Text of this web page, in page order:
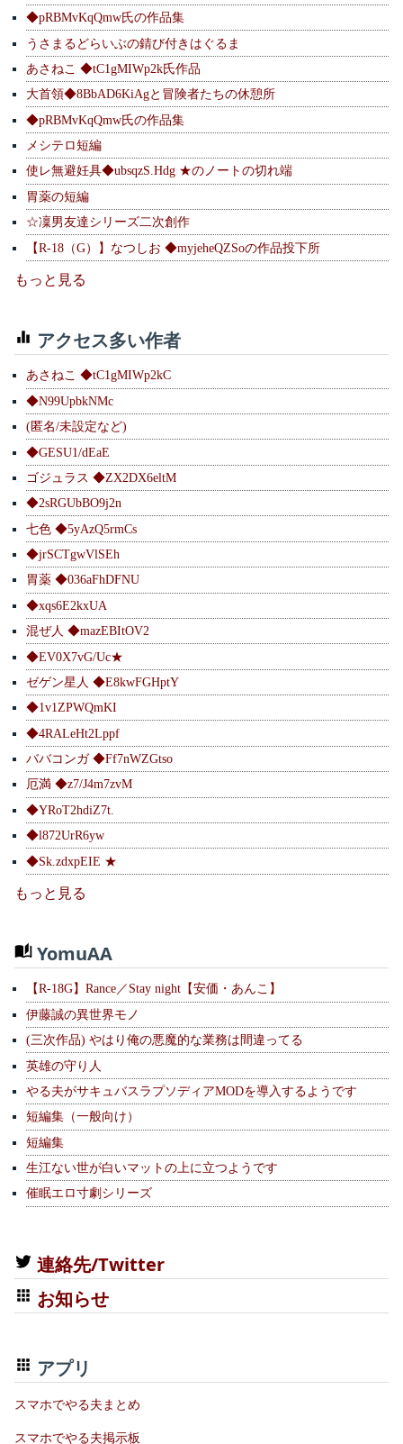
◆pRBMvKqQmw氏の作品集
うさまるどらいぶの錆び付きはぐるま
あさねこ ◆tC1gMIWp2k氏作品
大首領◆8BbAD6KiAgと冒険者たちの休憩所
◆pRBMvKqQmw氏の作品集
メシテロ短編
使レ無避妊具◆ubsqzS.Hdg ★のノートの切れ端
胃薬の短編
☆凜男友達シリーズ二次創作
【R-18（G）】なつしお ◆myjeheQZSoの作品投下所
もっと見る
アクセス多い作者
あさねこ ◆tC1gMIWp2kC
◆N99UpbkNMc
(匿名/未設定など)
◆GESU1/dEaE
ゴジュラス ◆ZX2DX6eltM
◆2sRGUbBO9j2n
七色 ◆5yAzQ5rmCs
◆jrSCTgwVlSEh
胃薬 ◆036aFhDFNU
◆xqs6E2kxUA
混ぜ人 ◆mazEBItOV2
◆EV0X7vG/Uc★
ゼゲン星人 ◆E8kwFGHptY
◆1v1ZPWQmKI
◆4RALeHt2Lppf
ババコンガ ◆Ff7nWZGtso
厄満 ◆z7/J4m7zvM
◆YRoT2hdiZ7t.
◆l872UrR6yw
◆Sk.zdxpEIE ★
もっと見る
YomuAA
【R-18G】Rance／Stay night【安価・あんこ】
伊藤誠の異世界モノ
(三次作品) やはり俺の悪魔的な業務は間違ってる
英雄の守り人
やる夫がサキュバスラプソディアMODを導入するようです
短編集（一般向け）
短編集
生江ない世が白いマットの上に立つようです
催眠エロ寸劇シリーズ
連絡先/Twitter
お知らせ
アプリ
スマホでやる夫まとめ
スマホでやる夫掲示板